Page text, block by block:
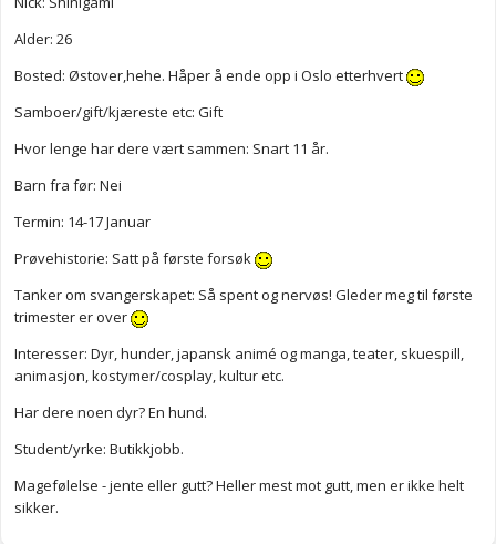
Alder: 26
Bosted: Østover,hehe. Håper å ende opp i Oslo etterhvert
Samboer/gift/kjæreste etc: Gift
Hvor lenge har dere vært sammen: Snart 11 år.
Barn fra før: Nei
Termin: 14-17 Januar
Prøvehistorie: Satt på første forsøk
Tanker om svangerskapet: Så spent og nervøs! Gleder meg til første
trimester er over
Interesser: Dyr, hunder, japansk animé og manga, teater, skuespill,
animasjon, kostymer/cosplay, kultur etc.
Har dere noen dyr? En hund.
Student/yrke: Butikkjobb.
Magefølelse - jente eller gutt? Heller mest mot gutt, men er ikke helt
sikker.